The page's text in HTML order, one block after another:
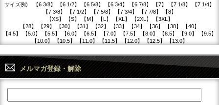
サイズ例) 【6 3/8】 【6 1/2】 【6 5/8】 【6 3/4】 【6 7/8】 【7】 【7 1/8】 【7 1/4】
【7 3/8】 【7 1/2】 【7 5/8】 【7 3/4】 【7 7/8】 【8】
【XS】 【S】 【M】 【L】 【XL】 【2XL】 【3XL】
【28】 【29】 【30】 【31】 【32】 【33】 【34】 【36】 【38】 【40】
【4.5】 【5.0】 【5.5】 【6.0】 【6.5】 【7.0】 【7.5】 【8.0】 【8.5】 【9.0】 【9.5】
【10.0】 【10.5】 【11.0】 【11.5】 【12.0】 【12.5】 【13.0】
メルマガ登録・解除